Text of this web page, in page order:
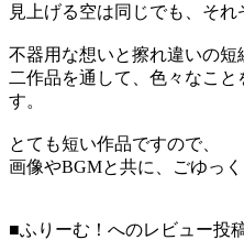
見上げる空は同じでも、そ
不器用な想いと擦れ違いの短
二作品を通して、色々なこ
す。
とても短い作品ですので、
画像やBGMと共に、ごゆっ
■ふりーむ！へのレビュー投